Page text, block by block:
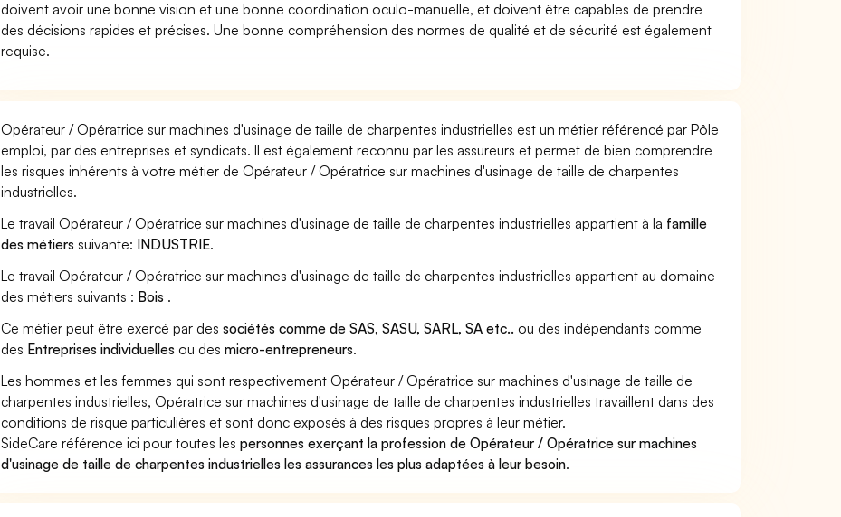
doivent avoir une bonne vision et une bonne coordination oculo-manuelle, et doivent être capables de prendre
des décisions rapides et précises. Une bonne compréhension des normes de qualité et de sécurité est également
requise.
Opérateur / Opératrice sur machines d'usinage de taille de charpentes industrielles est un métier référencé par Pôle
emploi, par des entreprises et syndicats. Il est également reconnu par les assureurs et permet de bien comprendre
les risques inhérents à votre métier de Opérateur / Opératrice sur machines d'usinage de taille de charpentes
industrielles.
Le travail Opérateur / Opératrice sur machines d'usinage de taille de charpentes industrielles appartient à la famille
des métiers suivante: INDUSTRIE.
Le travail Opérateur / Opératrice sur machines d'usinage de taille de charpentes industrielles appartient au domaine
des métiers suivants : Bois .
Ce métier peut être exercé par dessociétés comme de SAS, SASU, SARL, SA etc.. ou des indépendants comme
des Entreprises individuelles ou desmicro-entrepreneurs.
Les hommes et les femmes qui sont respectivement Opérateur / Opératrice sur machines d'usinage de taille de
charpentes industrielles, Opératrice sur machines d'usinage de taille de charpentes industrielles travaillent dans des
conditions de risque particulières et sont donc exposés à des risques propres à leur métier.
SideCare référence ici pour toutes lespersonnes exerçant la profession de Opérateur / Opératrice sur machines
d'usinage de taille de charpentes industrielles les assurances les plus adaptées à leur besoin.